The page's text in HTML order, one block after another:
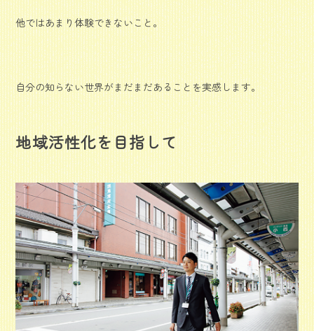
他ではあまり体験できないこと。
自分の知らない世界がまだまだあることを実感します。
地域活性化を目指して